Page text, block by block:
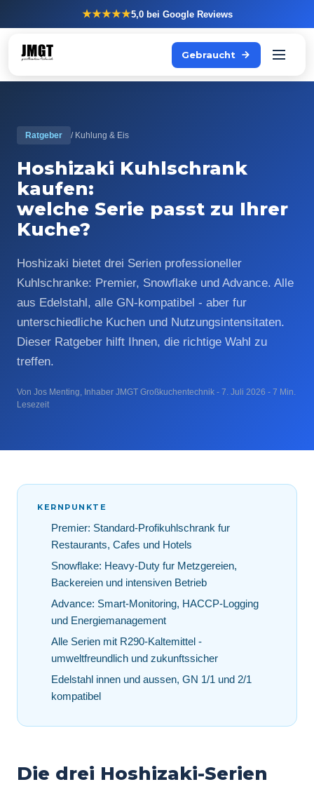
★★★★★5,0bei Google Reviews
Gebraucht
Ratgeber / Kuhlung & Eis
Hoshizaki Kuhlschrank
kaufen:
welche Serie passt zu Ihrer
Kuche?
Hoshizaki bietet drei Serien professioneller
Kuhlschranke: Premier, Snowflake und Advance. Alle
aus Edelstahl, alle GN-kompatibel - aber fur
unterschiedliche Kuchen und Nutzungsintensitaten.
Dieser Ratgeber hilft Ihnen, die richtige Wahl zu
treffen.
Von Jos Menting, Inhaber JMGT Großkuchentechnik - 7. Juli 2026 - 7 Min.
Lesezeit
KERNPUNKTE
Premier: Standard-Profikuhlschrank fur
Restaurants, Cafes und Hotels
Snowflake: Heavy-Duty fur Metzgereien,
Backereien und intensiven Betrieb
Advance: Smart-Monitoring, HACCP-Logging
und Energiemanagement
Alle Serien mit R290-Kaltemittel -
umweltfreundlich und zukunftssicher
Edelstahl innen und aussen, GN 1/1 und 2/1
kompatibel
Die drei Hoshizaki-Serien